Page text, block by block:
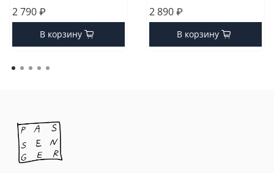
2 790 ₽
В корзину
2 890 ₽
В корзину